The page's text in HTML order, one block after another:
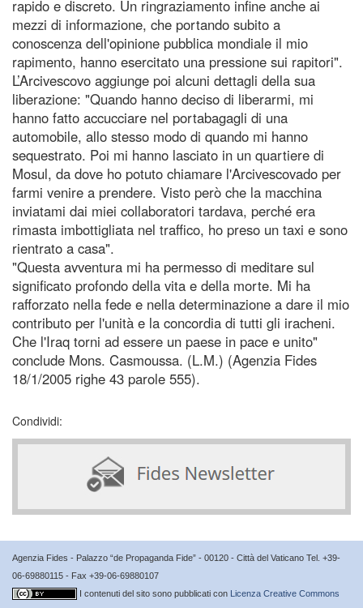
rapido e discreto. Un ringraziamento infine anche ai
mezzi di informazione, che portando subito a
conoscenza dell'opinione pubblica mondiale il mio
rapimento, hanno esercitato una pressione sui rapitori".
L’Arcivescovo aggiunge poi alcuni dettagli della sua
liberazione: "Quando hanno deciso di liberarmi, mi
hanno fatto accucciare nel portabagagli di una
automobile, allo stesso modo di quando mi hanno
sequestrato. Poi mi hanno lasciato in un quartiere di
Mosul, da dove ho potuto chiamare l'Arcivescovado per
farmi venire a prendere. Visto però che la macchina
inviatami dai miei collaboratori tardava, perché era
rimasta imbottigliata nel traffico, ho preso un taxi e sono
rientrato a casa".
"Questa avventura mi ha permesso di meditare sul
significato profondo della vita e della morte. Mi ha
rafforzato nella fede e nella determinazione a dare il mio
contributo per l'unità e la concordia di tutti gli iracheni.
Che l'Iraq torni ad essere un paese in pace e unito"
conclude Mons. Casmoussa. (L.M.) (Agenzia Fides
18/1/2005 righe 43 parole 555).
Condividi:
Agenzia Fides - Palazzo “de Propaganda Fide” - 00120 - Città del Vaticano Tel. +39-
06-69880115 - Fax +39-06-69880107
I contenuti del sito sono pubblicati con Licenza Creative Commons